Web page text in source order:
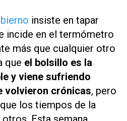
insiste en tapar
incide en el termómetro
más que cualquier otro
que el bolsillo es la
y viene sufriendo
volvieron crónicas, pero
los tiempos de la